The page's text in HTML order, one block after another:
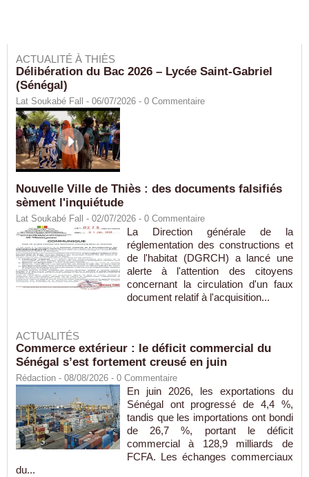
ACTUALITÉ À THIÈS
Délibération du Bac 2026 – Lycée Saint-Gabriel
(Sénégal)
Lat Soukabé Fall - 06/07/2026 - 0 Commentaire
Nouvelle Ville de Thiès : des documents falsifiés
sèment l'inquiétude
Lat Soukabé Fall - 02/07/2026 - 0 Commentaire
La Direction générale de la
réglementation des constructions et
de l'habitat (DGRCH) a lancé une
alerte à l'attention des citoyens
concernant la circulation d'un faux
document relatif à l'acquisition...
ACTUALITÉS
Commerce extérieur : le déficit commercial du
Sénégal s’est fortement creusé en juin
Rédaction - 08/08/2026 - 0 Commentaire
En juin 2026, les exportations du
Sénégal ont progressé de 4,4 %,
tandis que les importations ont bondi
de 26,7 %, portant le déficit
commercial à 128,9 milliards de
FCFA. Les échanges commerciaux
du...